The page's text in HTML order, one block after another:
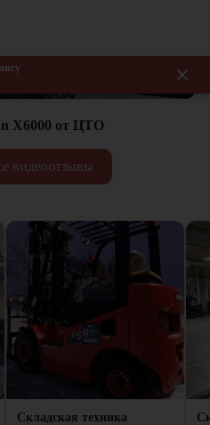
видеоотзывы
Х6000 от ЦТО
Складская техника